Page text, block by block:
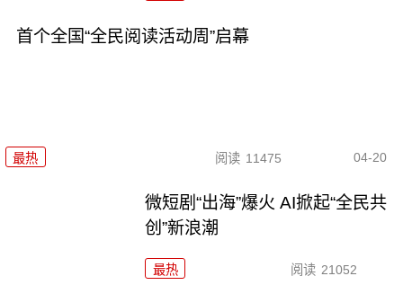
首个全国“全民阅读活动周”启幕
最热 阅读 11475 04-20
微短剧“出海”爆火 AI掀起“全民共
创”新浪潮
最热 阅读 21052